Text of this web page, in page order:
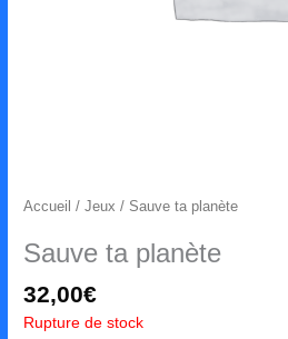
Accueil /Jeux / Sauve ta planète
Sauve ta planète
32,00€
Rupture de stock